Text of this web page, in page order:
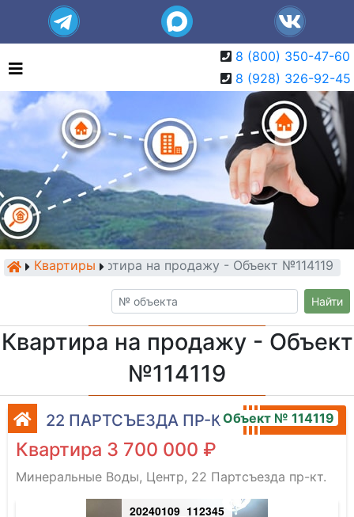
8 (800) 350-47-60
8 (928) 326-92-45
КвартирыКвартира на продажу - Объект №114119
Найти
Квартира на продажу - Объект
№114119
22 ПАРТСЪЕЗДА ПР-КТ.Объект № 114119
Квартира 3 700 000 ₽
Минеральные Воды, Центр, 22 Партсъезда пр-кт.
20240109_112345